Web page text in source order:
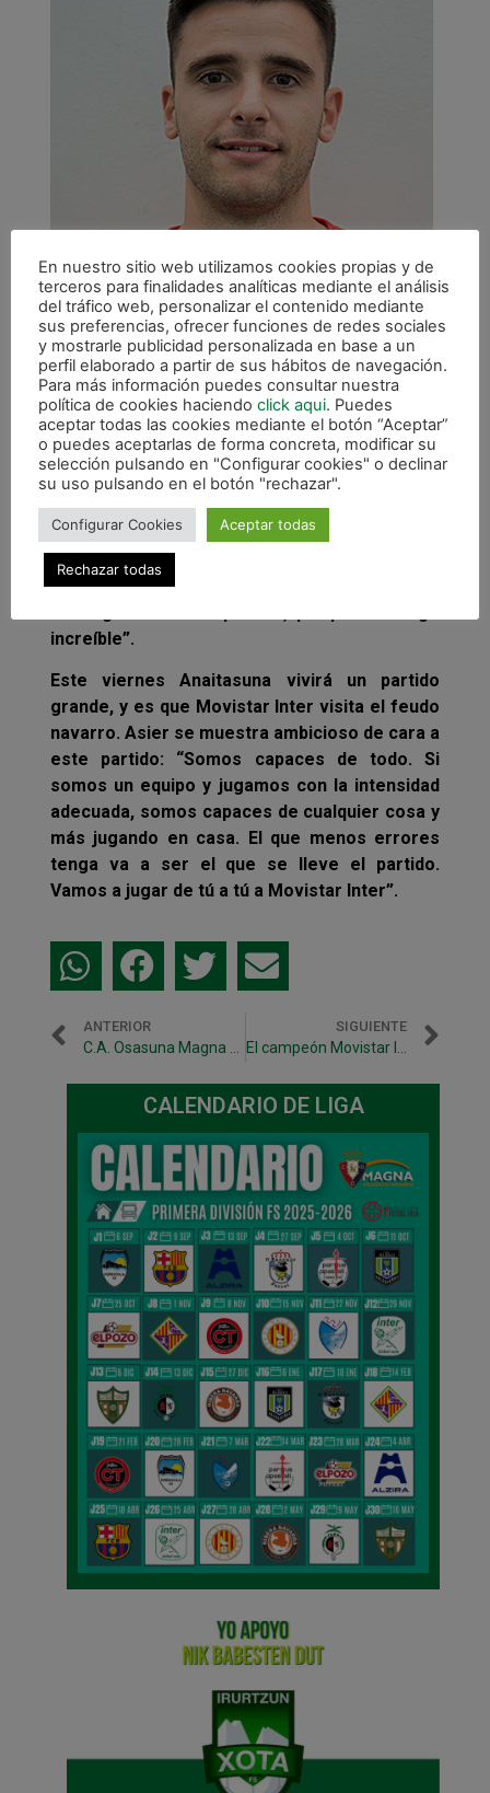
Al ser preguntado por el objetivo de la
presente temporada, Asier lo tiene claro:
“Nuestro objetivo es el mismo de todos los
años, parece fácil pero es complicado llegar
año tras a año a la Copa de España y Play Off
por el título. Va a ser muy difícil repetir lo
increíble”.
Este viernes Anaitasuna vivirá un partido
grande, y es que Movistar Inter visita el feudo
navarro. Asier se muestra ambicioso de cara a
este partido: “Somos capaces de todo. Si
somos un equipo y jugamos con la intensidad
adecuada, somos capaces de cualquier cosa y
más jugando en casa. El que menos errores
tenga va a ser el que se lleve el partido.
Vamos a jugar de tú a tú a Movistar Inter”.
ANTERIOR SIGUIENTE
CALENDARIO DE LIGA
En nuestro sitio web utilizamos cookies propias y de
terceros para finalidades analíticas mediante el análisis
del tráfico web, personalizar el contenido mediante
sus preferencias, ofrecer funciones de redes sociales
y mostrarle publicidad personalizada en base a un
perfil elaborado a partir de sus hábitos de navegación.
Para más información puedes consultar nuestra
política de cookies haciendo click aqui. Puedes
aceptar todas las cookies mediante el botón “Aceptar”
o puedes aceptarlas de forma concreta, modificar su
selección pulsando en "Configurar cookies" o declinar
su uso pulsando en el botón "rechazar".
Configurar Cookies Aceptar todas
Rechazar todas